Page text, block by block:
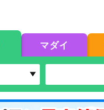
マダイ